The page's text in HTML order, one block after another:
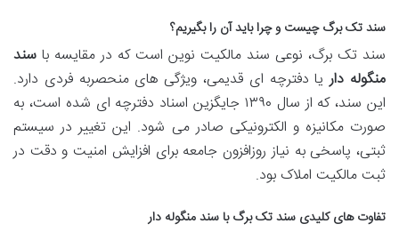
سند تک برگ چیست و چرا باید آن را بگیریم؟
سند تک برگ، نوعی سند مالکیت نوین است که در مقایسه با سند
منگوله داریا دفترچه ای قدیمی، ویژگی های منحصربه فردی دارد.
این سند، که از سال ۱۳۹۰ جایگزین اسناد دفترچه ای شده است، به
صورت مکانیزه و الکترونیکی صادر می شود. این تغییر در سیستم
ثبتی، پاسخی به نیاز روزافزون جامعه برای افزایش امنیت و دقت در
ثبت مالکیت املاک بود.
تفاوت های کلیدی سند تک برگ با سند منگوله دار